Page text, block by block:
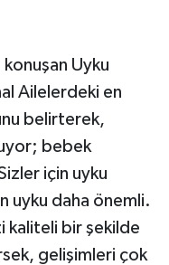
Uyku
Ailelerdeki en
belirterek,
bebek
için uyku
uyku daha önemli.
kaliteli bir şekilde
gelişimleri çok